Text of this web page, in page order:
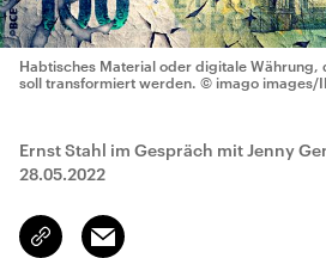
Habtisches Material oder digitale Währung,
soll transformiert werden. © imago images/
Ernst Stahl im Gespräch mit Jenny
28.05.2022
Link
kopieren/teilen
Email